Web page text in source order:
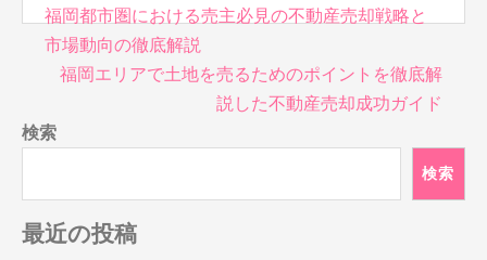
投
稿
ナ
ゲ
ー
ョ
ン
福岡都市圏における売主必見の不動産売却戦略と
市場動向の徹底解説
福岡エリアで土地を売るためのポイントを徹底解
説した不動産売却成功ガイド
検索
検索
最近の投稿